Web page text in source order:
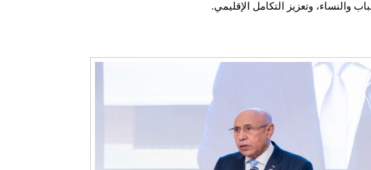
والنساء، وتعزيز التكامل الإقليمي.